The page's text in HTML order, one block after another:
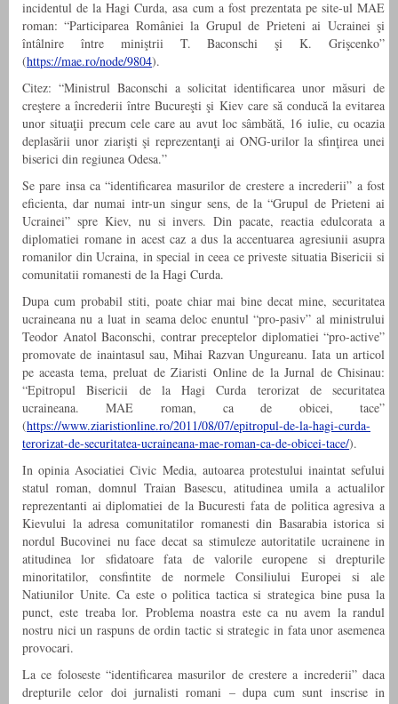
incidentul de la Hagi Curda, asa cum a fost prezentata pe site-ul MAE
roman: “Participarea României la Grupul de Prieteni ai Ucrainei şi
întâlnire între miniştrii T. Baconschi şi K. Grişcenko”
(https://mae.ro/node/9804).
Citez: “Ministrul Baconschi a solicitat identificarea unor măsuri de
creştere a încrederii între Bucureşti şi Kiev care să conducă la evitarea
unor situaţii precum cele care au avut loc sâmbătă, 16 iulie, cu ocazia
deplasării unor ziarişti şi reprezentanţi ai ONG-urilor la sfinţirea unei
biserici din regiunea Odesa.”
Se pare insa ca “identificarea masurilor de crestere a increderii” a fost
eficienta, dar numai intr-un singur sens, de la “Grupul de Prieteni ai
Ucrainei” spre Kiev, nu si invers. Din pacate, reactia edulcorata a
diplomatiei romane in acest caz a dus la accentuarea agresiunii asupra
romanilor din Ucraina, in special in ceea ce priveste situatia Bisericii si
comunitatii romanesti de la Hagi Curda.
Dupa cum probabil stiti, poate chiar mai bine decat mine, securitatea
ucraineana nu a luat in seama deloc enuntul “pro-pasiv” al ministrului
Teodor Anatol Baconschi, contrar preceptelor diplomatiei “pro-active”
promovate de inaintasul sau, Mihai Razvan Ungureanu. Iata un articol
pe aceasta tema, preluat de Ziaristi Online de la Jurnal de Chisinau:
“Epitropul Bisericii de la Hagi Curda terorizat de securitatea
ucraineana. MAE roman, ca de obicei, tace”
(https://www.ziaristionline.ro/2011/08/07/epitropul-de-la-hagi-curda-
terorizat-de-securitatea-ucraineana-mae-roman-ca-de-obicei-tace/).
In opinia Asociatiei Civic Media, autoarea protestului inaintat sefului
statul roman, domnul Traian Basescu, atitudinea umila a actualilor
reprezentanti ai diplomatiei de la Bucuresti fata de politica agresiva a
Kievului la adresa comunitatilor romanesti din Basarabia istorica si
nordul Bucovinei nu face decat sa stimuleze autoritatile ucrainene in
atitudinea lor sfidatoare fata de valorile europene si drepturile
minoritatilor, consfintite de normele Consiliului Europei si ale
Natiunilor Unite. Ca este o politica tactica si strategica bine pusa la
punct, este treaba lor. Problema noastra este ca nu avem la randul
nostru nici un raspuns de ordin tactic si strategic in fata unor asemenea
provocari.
La ce foloseste “identificarea masurilor de crestere a increderii” daca
drepturile celor doi jurnalisti romani – dupa cum sunt inscrise in